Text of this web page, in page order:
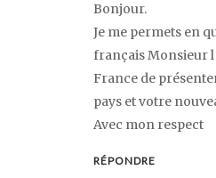
Bonjour.
Je me permets en
français Monsieur l
France de
pays et votre
Avec mon respect
RÉPONDRE